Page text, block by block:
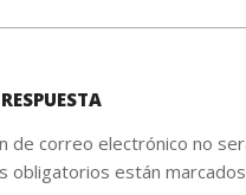
de correo electrónico no
obligatorios están